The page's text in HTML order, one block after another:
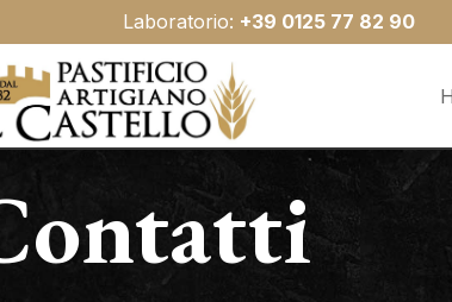
Laboratorio: +39 0125 77 82 90